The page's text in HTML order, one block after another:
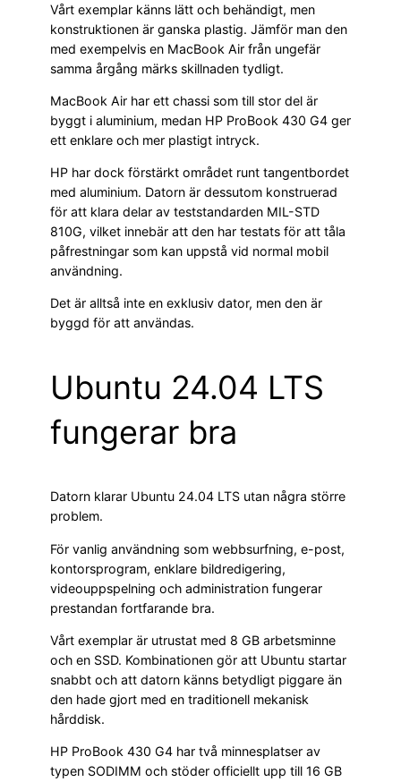
Vårt exemplar känns lätt och behändigt, men
konstruktionen är ganska plastig. Jämför man den
med exempelvis en MacBook Air från ungefär
samma årgång märks skillnaden tydligt.
MacBook Air har ett chassi som till stor del är
byggt i aluminium, medan HP ProBook 430 G4 ger
ett enklare och mer plastigt intryck.
HP har dock förstärkt området runt tangentbordet
med aluminium. Datorn är dessutom konstruerad
för att klara delar av teststandarden MIL-STD
810G, vilket innebär att den har testats för att tåla
påfrestningar som kan uppstå vid normal mobil
användning.
Det är alltså inte en exklusiv dator, men den är
byggd för att användas.
Ubuntu 24.04 LTS
fungerar bra
Datorn klarar Ubuntu 24.04 LTS utan några större
problem.
För vanlig användning som webbsurfning, e-post,
kontorsprogram, enklare bildredigering,
videouppspelning och administration fungerar
prestandan fortfarande bra.
Vårt exemplar är utrustat med 8 GB arbetsminne
och en SSD. Kombinationen gör att Ubuntu startar
snabbt och att datorn känns betydligt piggare än
den hade gjort med en traditionell mekanisk
hårddisk.
HP ProBook 430 G4 har två minnesplatser av
typen SODIMM och stöder officiellt upp till 16 GB